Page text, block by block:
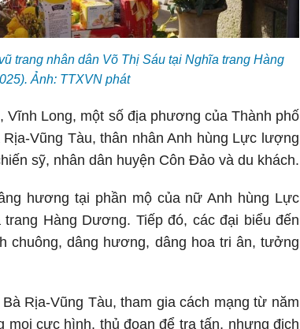
trang nhân dân Võ Thị Sáu tại Nghĩa trang Hàng
Ảnh: TTXVN phát
Long, một số địa phương của Thành phố
Vũng Tàu, thân nhân Anh hùng Lực lượng
sỹ, nhân dân huyện Côn Đảo và du khách.
hương tại phần mộ của nữ Anh hùng Lực
Hàng Dương. Tiếp đó, các đại biểu đến
chuông, dâng hương, dâng hoa tri ân, tưởng
Rịa-Vũng Tàu, tham gia cách mạng từ năm
mọi cực hình, thủ đoạn để tra tấn, nhưng địch